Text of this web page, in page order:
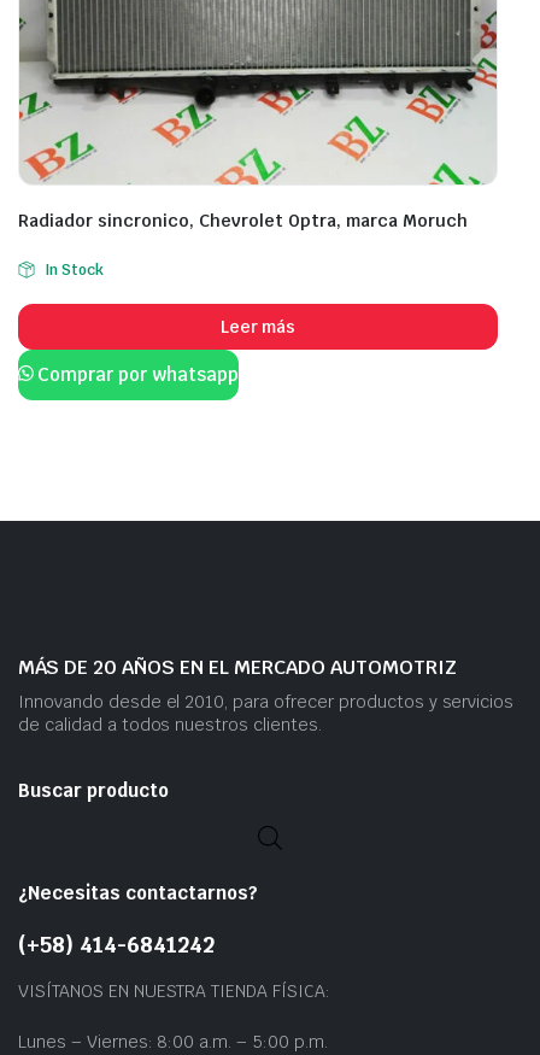
Radiador sincronico, Chevrolet Optra, marca Moruch
In Stock
Leer más
Comprar por whatsapp
MÁS DE 20 AÑOS EN EL MERCADO AUTOMOTRIZ
Innovando desde el 2010, para ofrecer productos y servicios
de calidad a todos nuestros clientes.
Buscar producto
¿Necesitas contactarnos?
(+58) 414-6841242
VISÍTANOS EN NUESTRA TIENDA FÍSICA:
Lunes – Viernes: 8:00 a.m. – 5:00 p.m.